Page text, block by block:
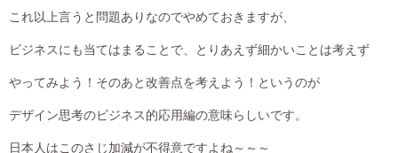
これ以上言うと問題ありなのでやめておきますが、
ビジネスにも当てはまることで、とりあえず細かいことは考えず
やってみよう！そのあと改善点を考えよう！というのが
デザイン思考のビジネス的応用編の意味らしいです。
日本人はこのさじ加減が不得意ですよね～～～